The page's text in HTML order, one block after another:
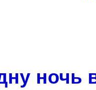
ночь